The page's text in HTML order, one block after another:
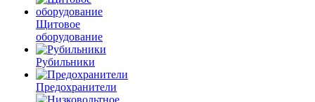
Щитовое
оборудование
Рубильники
Предохранители